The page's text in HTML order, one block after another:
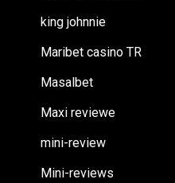
king johnnie
Maribet casino TR
Masalbet
Maxi reviewe
mini-review
Mini-reviews